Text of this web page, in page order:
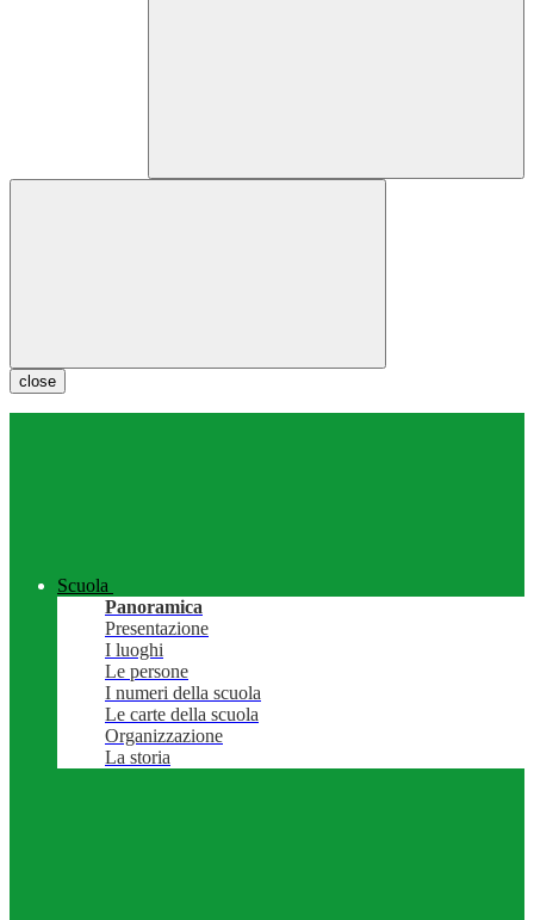
close
Scuola
Panoramica
Presentazione
I luoghi
Le persone
I numeri della scuola
Le carte della scuola
Organizzazione
La storia